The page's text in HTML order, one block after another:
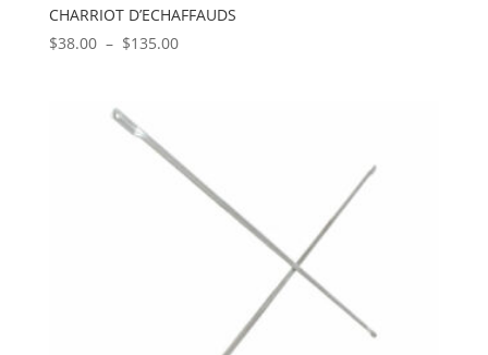
CHARRIOT D’ECHAFFAUDS
$38.00 – $135.00Plage
$135.00